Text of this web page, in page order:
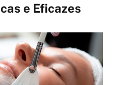
e Eficazes